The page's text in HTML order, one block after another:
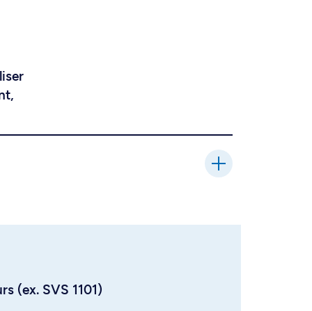
(ex. SVS 1101)